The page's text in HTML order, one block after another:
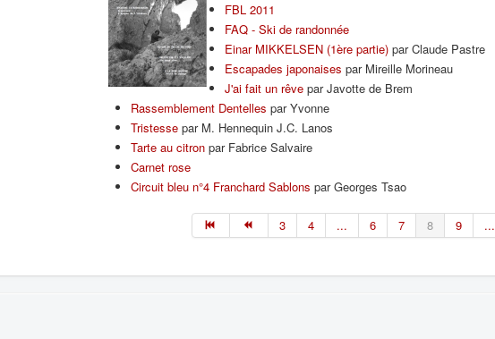
FBL 2011
FAQ - Ski de randonnée
Einar MIKKELSEN (1ère partie) par Claude Pastre
Escapades japonaises par Mireille Morineau
J'ai fait un rêve par Javotte de Brem
Rassemblement Dentelles par Yvonne
Tristesse par M. Hennequin J.C. Lanos
Tarte au citron par Fabrice Salvaire
Carnet rose
Circuit bleu n°4 Franchard Sablons par Georges Tsao
3 4 ... 6 7 8 9 ...